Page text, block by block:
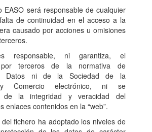
EASO será responsable de cualquier
de continuidad en el acceso a la
causado por acciones u omisiones
responsable, ni garantiza, el
por terceros de la normativa de
Datos ni de la Sociedad de la
y Comercio electrónico, ni se
de la integridad y veracidad del
enlaces contenidos en la “web”.
fichero ha adoptado los niveles de